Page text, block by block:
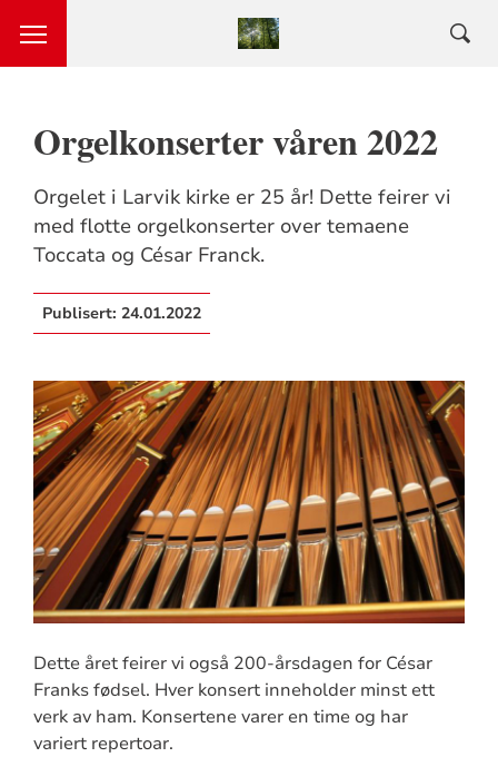
Orgelkonserter våren 2022
Orgelet i Larvik kirke er 25 år! Dette feirer vi
med flotte orgelkonserter over temaene
Toccata og César Franck.
Publisert: 24.01.2022
Dette året feirer vi også 200-årsdagen for César
Franks fødsel. Hver konsert inneholder minst ett
verk av ham. Konsertene varer en time og har
variert repertoar.